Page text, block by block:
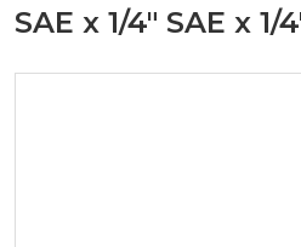
SAE x 1/4" SAE x 1/